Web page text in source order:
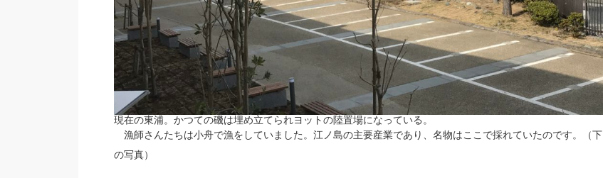
現在の東浦。かつての磯は埋め立てられヨットの陸置場になっている。
漁師さんたちは小舟で漁をしていました。江ノ島の主要産業であり、名物はここで採れていたのです。（下
の写真）